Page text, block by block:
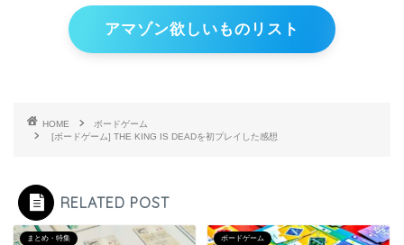
アマゾン欲しいものリスト
HOME
ボードゲーム
[ボードゲーム] THE KING IS DEADを初プレイした感想
RELATED POST
まとめ・特集 ボードゲーム